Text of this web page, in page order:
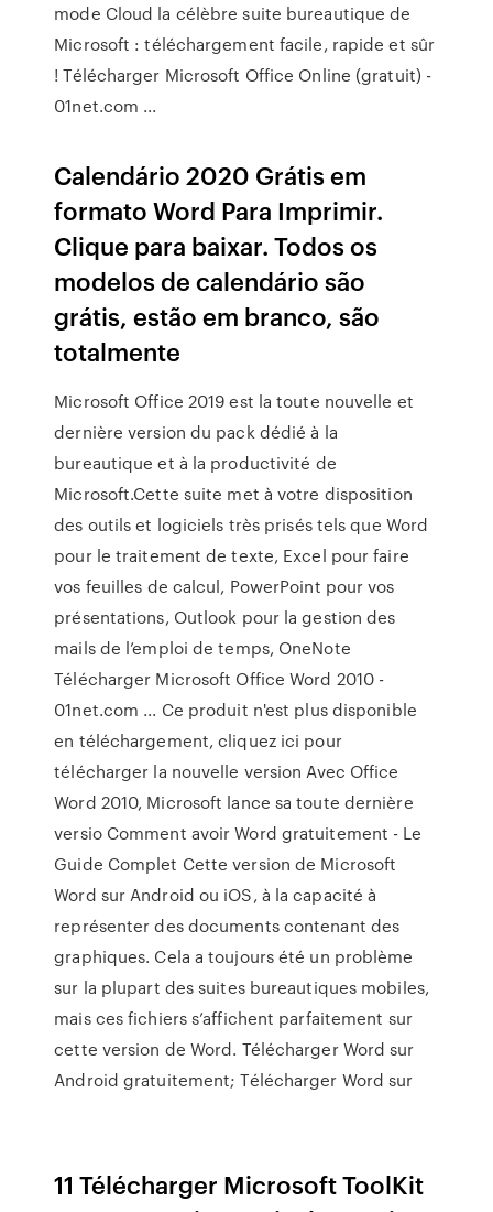
mode Cloud la célèbre suite bureautique de
Microsoft : téléchargement facile, rapide et sûr
! Télécharger Microsoft Office Online (gratuit) -
01net.com ...
Calendário 2020 Grátis em
formato Word Para Imprimir.
Clique para baixar. Todos os
modelos de calendário são
grátis, estão em branco, são
totalmente
Microsoft Office 2019 est la toute nouvelle et
dernière version du pack dédié à la
bureautique et à la productivité de
Microsoft.Cette suite met à votre disposition
des outils et logiciels très prisés tels que Word
pour le traitement de texte, Excel pour faire
vos feuilles de calcul, PowerPoint pour vos
présentations, Outlook pour la gestion des
mails de l’emploi de temps, OneNote
Télécharger Microsoft Office Word 2010 -
01net.com ... Ce produit n'est plus disponible
en téléchargement, cliquez ici pour
télécharger la nouvelle version Avec Office
Word 2010, Microsoft lance sa toute dernière
versio Comment avoir Word gratuitement - Le
Guide Complet Cette version de Microsoft
Word sur Android ou iOS, à la capacité à
représenter des documents contenant des
graphiques. Cela a toujours été un problème
sur la plupart des suites bureautiques mobiles,
mais ces fichiers s’affichent parfaitement sur
cette version de Word. Télécharger Word sur
Android gratuitement; Télécharger Word sur
11 Télécharger Microsoft ToolKit